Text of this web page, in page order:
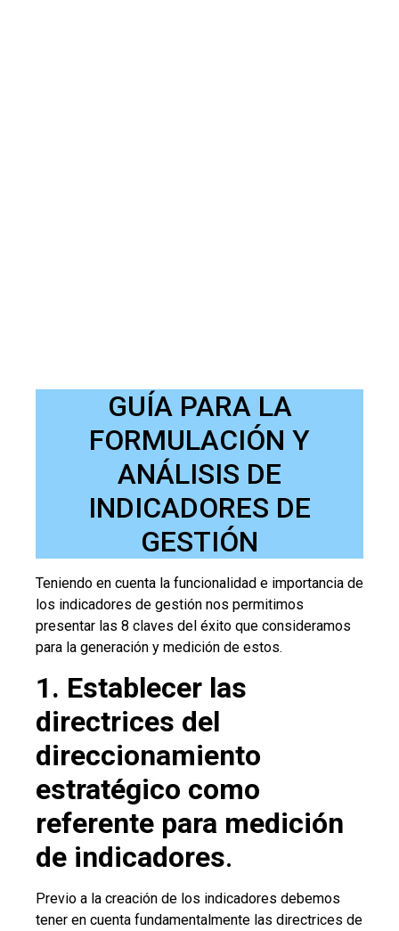
GUÍA PARA LA
FORMULACIÓN Y
ANÁLISIS DE
INDICADORES DE
GESTIÓN
Teniendo en cuenta la funcionalidad e importancia de
los indicadores de gestión nos permitimos
presentar las 8 claves del éxito que consideramos
para la generación y medición de estos.
1. Establecer las
directrices del
direccionamiento
estratégico como
referente para medición
de indicadores.
Previo a la creación de los indicadores debemos
tener en cuenta fundamentalmente las directrices de